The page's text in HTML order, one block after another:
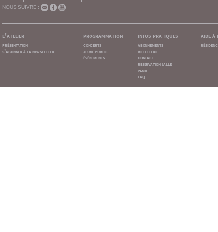
NOUS SUIVRE :
l'atelier
présentation
s'abonner à la newsletter
programmation
concerts
jeune public
événements
infos pratiques
abonnements
billetterie
contact
reservation salle
venir
faq
aide